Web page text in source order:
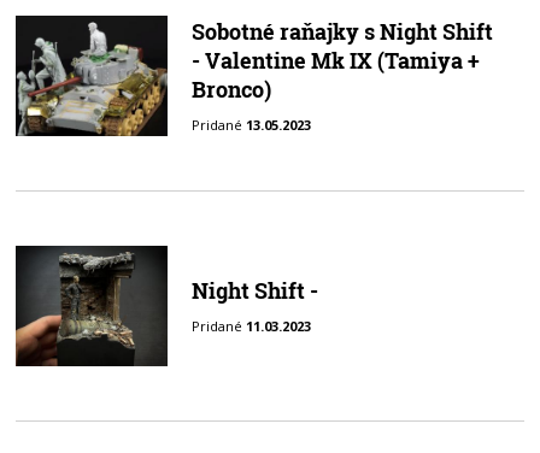
Sobotné raňajky s Night Shift
- Valentine Mk IX (Tamiya +
Bronco)
Pridané 13.05.2023
Night Shift -
Pridané 11.03.2023